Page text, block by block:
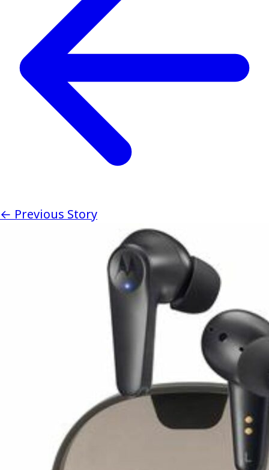
← Previous Story